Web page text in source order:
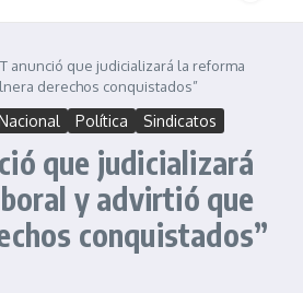
anunció que judicializará la reforma
derechos conquistados”
Política Sindicatos
que judicializará
y advirtió que
conquistados”